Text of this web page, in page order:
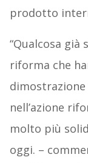
prodotto
“Qualcosa
riforma che
nell’azione
molto più
oggi. –